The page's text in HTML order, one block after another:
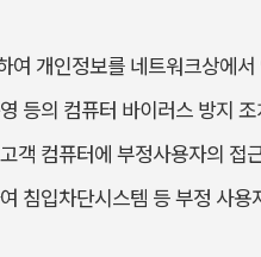
개인정보를 네트워크상에
등의 컴퓨터 바이러스 방지
객 컴퓨터에 부정사용자의 접
침입차단시스템 등 부정 사